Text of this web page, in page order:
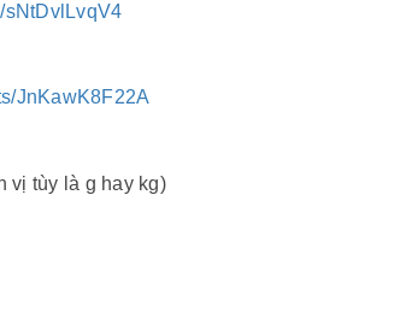
sNtDvlLvqV4
JnKawK8F22A
vị tùy là g hay kg)